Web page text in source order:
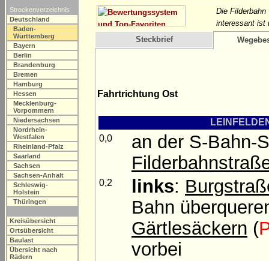
Streckenverzeichnis
Deutschland
Baden-
Württemberg
Bayern
Berlin
Brandenburg
Bremen
Hamburg
Hessen
Mecklenburg-
Vorpommern
Niedersachsen
Nordrhein-
Westfalen
Rheinland-Pfalz
Saarland
Sachsen
Sachsen-Anhalt
Schleswig-
Holstein
Thüringen
Kreisübersicht
Ortsübersicht
Baulast
Übersicht nach
Rädern
Die
interessant ist
Steckbrief
Fahrtrichtung Ost
0,0
an der S-Bahn-
0,2 links:
Bahn
Gärtlesäckern (
vorbei